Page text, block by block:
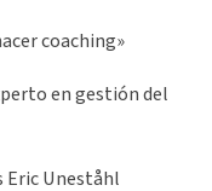
coaching»
en gestión del
Eric Uneståhl